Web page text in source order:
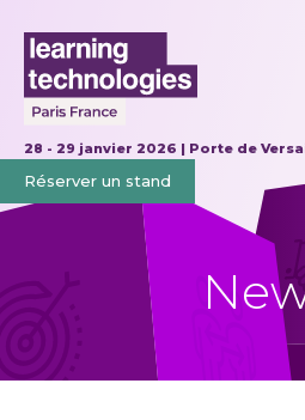
28 - 29 janvier 2026 | Porte de
Réserver un stand